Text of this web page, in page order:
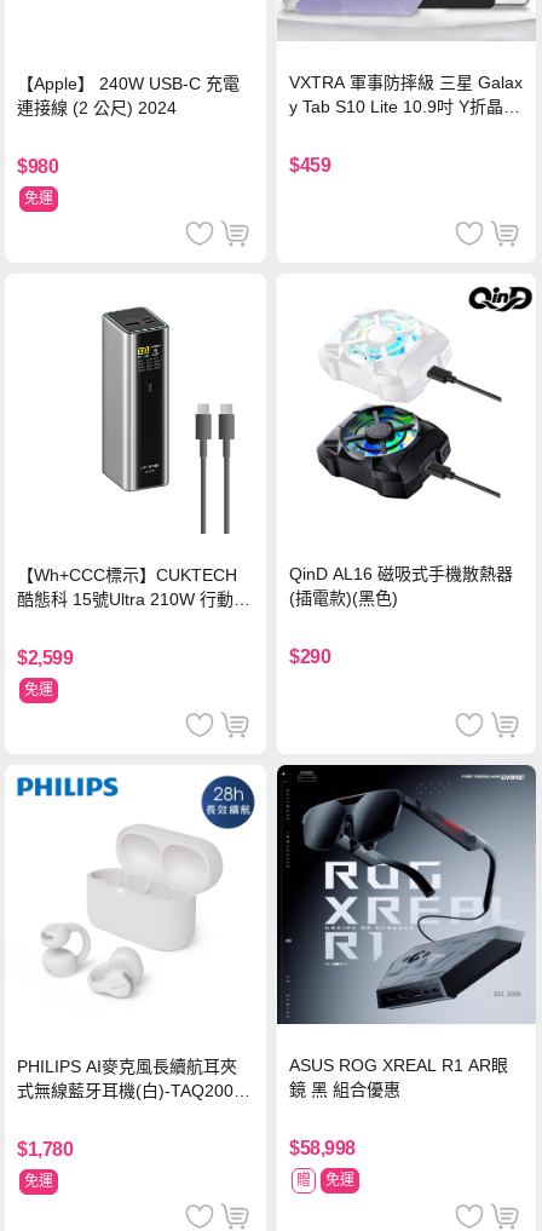
【Apple】 240W USB-C 充電
連接線 (2 公尺) 2024
$980
免運
VXTRA 軍事防摔級 三星 Galax
y Tab S10 Lite 10.9吋 Y折晶透
$459
【Wh+CCC標示】CUKTECH
酷態科 15號Ultra 210W 行動電
$2,599
免運
QinD AL16 磁吸式手機散熱器
(插電款)(黑色)
$290
PHILIPS AI麥克風長續航耳夾
式無線藍牙耳機(白)-TAQ2000
$1,780
免運
ASUS ROG XREAL R1 AR眼
鏡 黑 組合優惠
$58,998
贈 免運